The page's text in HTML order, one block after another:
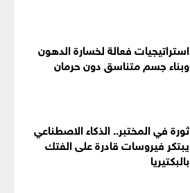
استراتيجيات فعالة لخسارة الدهون
وبناء جسم متناسق دون حرمان
ثورة في المختبر.. الذكاء الاصطناعي
يبتكر فيروسات قادرة على الفتك
بالبكتيريا